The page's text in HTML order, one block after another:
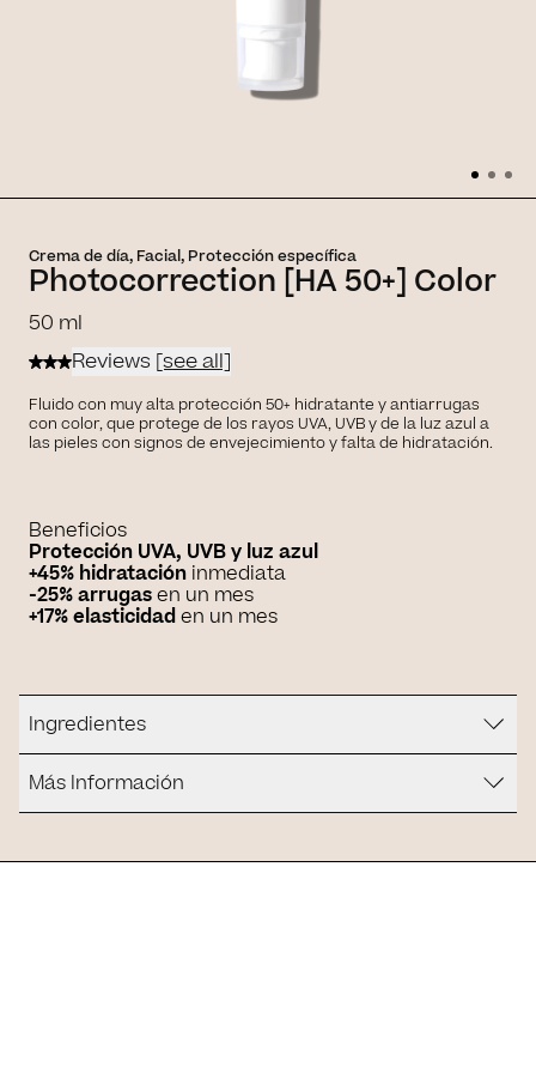
Crema de día, Facial, Protección específica
Photocorrection [HA 50+] Color
50 ml
Reviews [see all]
Fluido con muy alta protección 50+ hidratante y antiarrugas
con color, que protege de los rayos UVA, UVB y de la luz azul a
las pieles con signos de envejecimiento y falta de hidratación.
Beneficios
Protección UVA, UVB y luz azul
+45% hidratación inmediata
-25% arrugasen un mes
+17%elasticidaden un mes
Ingredientes
Más Información